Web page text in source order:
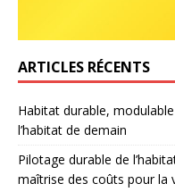
ARTICLES RÉCENTS
Habitat durable,
l’habitat de demain
Pilotage durable de
maîtrise des coûts pour la